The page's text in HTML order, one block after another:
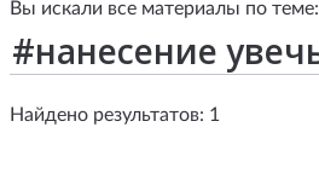
Вы искали все материалы по теме:
Найдено результатов: 1